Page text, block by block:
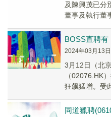
及陳興茂已分
董事及執行董
BOSS直聘有
2024年03月13
3月12日（北
（02076.HK
狂飙猛增。受
同道獵聘